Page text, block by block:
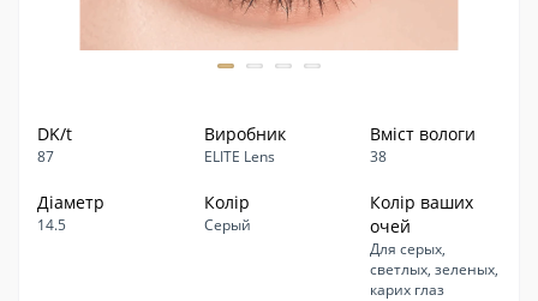
DK/t
87
Виробник
ELITE Lens
Вміст вологи
38
Діаметр
14.5
Колір
Серый
Колір ваших
очей
Для серых,
светлых, зеленых,
карих глаз